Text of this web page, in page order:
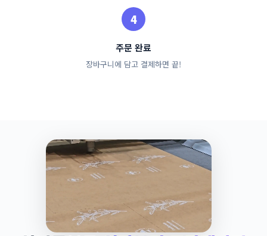
주문 완료
장바구니에 담고 결제하면 끝!